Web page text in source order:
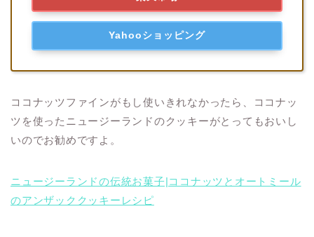
Yahooショッピング
ココナッツファインがもし使いきれなかったら、ココナッ
ツを使ったニュージーランドのクッキーがとってもおいし
いのでお勧めですよ。
ニュージーランドの伝統お菓子|ココナッツとオートミール
のアンザッククッキーレシピ